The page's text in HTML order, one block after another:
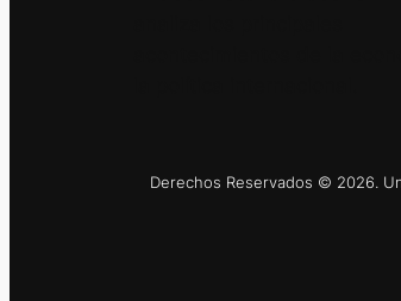
Derechos Reservados © 2026.